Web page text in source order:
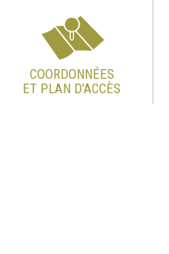
COORDONNÉES
ET PLAN D'ACCÈS